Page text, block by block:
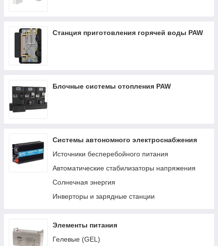
Станция приготовления горячей воды PAW
Блочные системы отопления PAW
Системы автономного электроснабжения
Источники бесперебойного питания
Автоматические стабилизаторы напряжения
Солнечная энергия
Инверторы и зарядные станции
Элементы питания
Гелевые (GEL)